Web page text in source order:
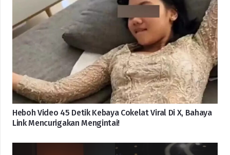
Heboh Video 45 Detik Kebaya Cokelat Viral Di X, Bahaya
Link Mencurigakan Mengintai!